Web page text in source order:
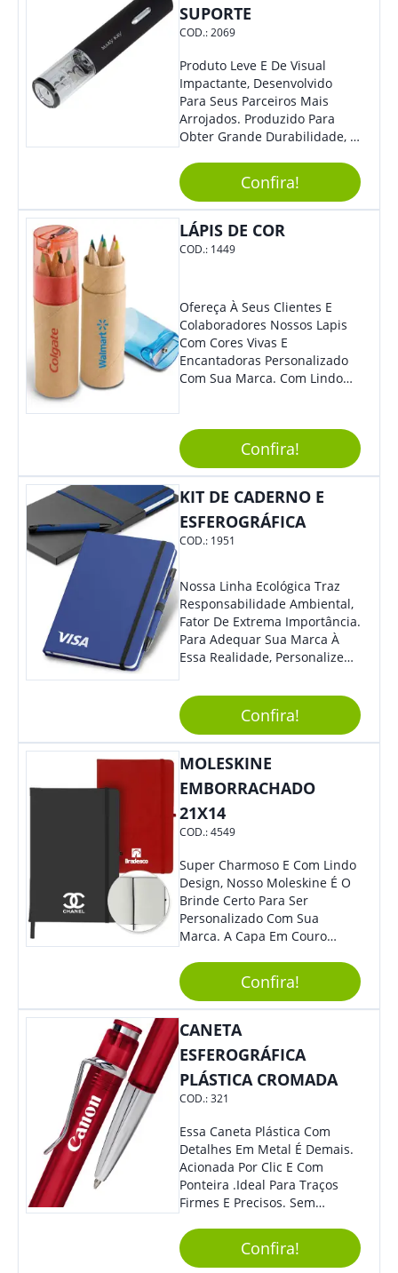
SUPORTE
COD.:2069
Produto Leve E De Visual
Impactante, Desenvolvido
Para Seus Parceiros Mais
Arrojados. Produzido Para
Obter Grande Durabilidade, É
Sua Marca De Forma Estilosa,
Agregando Valor Para Sua
Empresa Em Eventos.
Confira!
LÁPIS DE COR
COD.: 1449
Ofereça À Seus Clientes E
Colaboradores Nossos Lapis
Com Cores Vivas E
Encantadoras Personalizado
Com Sua Marca. Com Lindo
Perfeito, Não É?!
Confira!
KIT DE CADERNO E
ESFEROGRÁFICA
COD.: 1951
Nossa Linha Ecológica Traz
Responsabilidade Ambiental,
Fator De Extrema Importância.
Para Adequar Sua Marca À
Essa Realidade, Personalize
Anotações Com Post-It E
Caneta. Elaborado A Partir De
Material Reciclado, O Brinde
Também É Prático, Tornando-
Se Assim Excelente Para Uso
Cotidiano. Perfeito, Não É?!
Confira!
MOLESKINE
EMBORRACHADO
21X14
COD.:4549
Super Charmoso E Com Lindo
Design, Nosso Moleskine É O
Brinde Certo Para Ser
Personalizado Com Sua
Marca. A Capa Em Couro
Elástico Permite Ter Maior
Segurança Ao Carregá-Lo.
Ofereça A Seus Clientes E
Colaboradores, Sem Dúvidas
Eles Irão Adorar.
Confira!
CANETA
ESFEROGRÁFICA
PLÁSTICA CROMADA
COD.:321
Essa Caneta Plástica Com
Detalhes Em Metal É Demais.
Acionada Por Clic E Com
Ponteira .Ideal Para Traços
Firmes E Precisos. Sem
Brinde Para Representar Sua
Marca.
Confira!